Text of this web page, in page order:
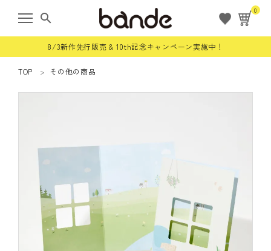
search
0
8/3新作先行販売 & 10th記念キャンペーン実施中！
限定商品
ロールステッカー
TOP その他の商品